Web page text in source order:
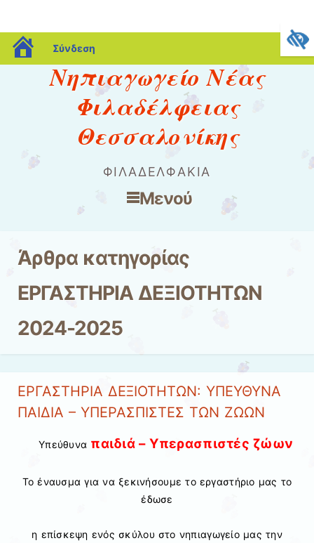
blogs.sch.gr
Σύνδεση
Nηπιαγωγείο Νέας
Φιλαδέλφειας
Θεσσαλονίκης
ΦΙΛΑΔΕΛΦΆΚΙΑ
Μενού
Άρθρα κατηγορίας
ΕΡΓΑΣΤΗΡΙΑ ΔΕΞΙΟΤΗΤΩΝ
2024-2025
ΕΡΓΑΣΤΗΡΙΑ ΔΕΞΙΟΤΗΤΩΝ: ΥΠΕΥΘΥΝΑ
ΠΑΙΔΙΑ – ΥΠΕΡΑΣΠΙΣΤΕΣ ΤΩΝ ΖΩΩΝ
Υπεύθυνα παιδιά – Υπερασπιστές ζώων
Το έναυσμα για να ξεκινήσουμε το εργαστήριο μας το
έδωσε
η επίσκεψη ενός σκύλου στο νηπιαγωγείο μας την